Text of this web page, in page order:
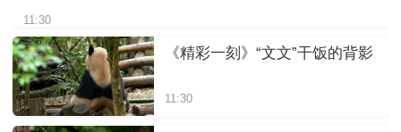
11:30
《精彩一刻》“文文”干饭的背影
11:30